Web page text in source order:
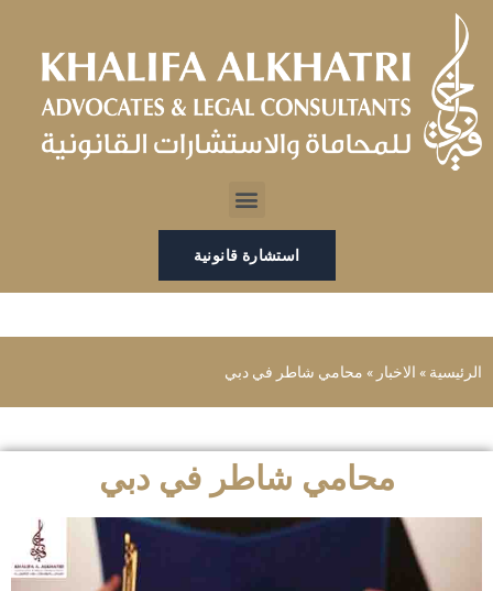
تخطي
المحتوى
Menu
استشارة قانونية
الرئيسية » الاخبار » محامي شاطر في دبي
محامي شاطر في دبي